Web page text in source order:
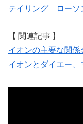
テイリング
ローソ
【 関連記事 】
イオンの主要な関
イオンとダイエー